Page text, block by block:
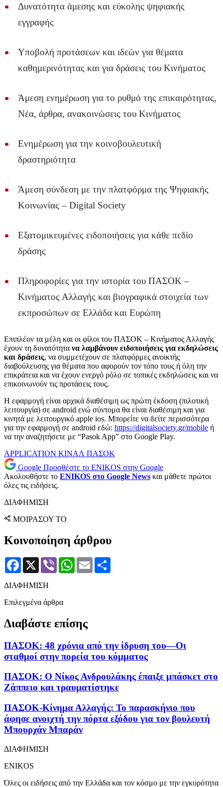
Δυνατότητα άμεσης και εύκολης ψηφιακής
εγγραφής
Υποβολή προτάσεων και ιδεών για θέματα
καθημερινότητας και για δράσεις του Κινήματος
Άμεση ενημέρωση για το ρυθμό της επικαιρότητας,
Νέα, άρθρα, ανακοινώσεις του Κινήματος
Ενημέρωση για την κοινοβουλευτική
δραστηριότητα
Άμεση σύνδεση με την πλατφόρμα της Ψηφιακής
Κοινωνίας – Digital Society
Εξατομικευμένες ειδοποιήσεις για κάθε πεδίο
δράσης
Πληροφορίες για την ιστορία του ΠΑΣΟΚ –
Κινήματος Αλλαγής και βιογραφικά στοιχεία των
εκπροσώπων σε Ελλάδα και Ευρώπη
Επιπλέον τα μέλη και οι φίλοι του ΠΑΣΟΚ – Κινήματος Αλλαγής
έχουν τη δυνατότητα να λαμβάνουν ειδοποιήσεις για εκδηλώσεις
και δράσεις, να συμμετέχουν σε πλατφόρμες ανοικτής
διαβούλευσης για θέματα που αφορούν τον τόπο τους ή όλη την
επικράτεια και να έχουν ενεργό ρόλο σε τοπικές εκδηλώσεις και να
επικοινωνούν τις προτάσεις τους.
Η εφαρμογή είναι αρχικά διαθέσιμη ως πρώτη έκδοση (πιλοτική
λειτουργία) σε android ενώ σύντομα θα είναι διαθέσιμη και για
κινητά με λειτουργικό apple ios. Μπορείτε να δείτε περισσότερα
για την εφαρμογή σε android εδώ: https://digitalsociety.gr/mobile ή
να την αναζητήσετε με “Pasok App” στο Google Play.
APPLICATION ΚΙΝΑΛ ΠΑΣΟΚ
Google Προσθέστε το ENIKOS στην Google
Ακολουθήστε το ENIKOS στο Google News και μάθετε πρώτοι
όλες τις ειδήσεις.
ΔΙΑΦΗΜΙΣΗ
ΜΟΙΡΑΣΟΥ ΤΟ
Κοινοποίηση άρθρου
Facebook
X Viber WhatsApp
Email
ΔΙΑΦΗΜΙΣΗ
Επιλεγμένα άρθρα
Διαβάστε επίσης
ΠΑΣΟΚ: 48 χρόνια από την ίδρυση του—Οι
σταθμοί στην πορεία του κόμματος
ΠΑΣΟΚ: O Νίκος Ανδρουλάκης έπαιξε μπάσκετ στο
Ζάππειο και τραυματίστηκε
ΠΑΣΟΚ-Κίνημα Αλλαγής: Το παρασκήνιο που
άφησε ανοιχτή την πόρτα εξόδου για τον βουλευτή
Μπουρχάν Μπαράν
ΔΙΑΦΗΜΙΣΗ
ENIKOS
Όλες οι ειδήσεις από την Ελλάδα και τον κόσμο με την εγκυρότητα